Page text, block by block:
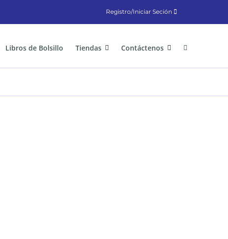
Registro/Iniciar Seción
Libros de Bolsillo Tiendas Contáctenos